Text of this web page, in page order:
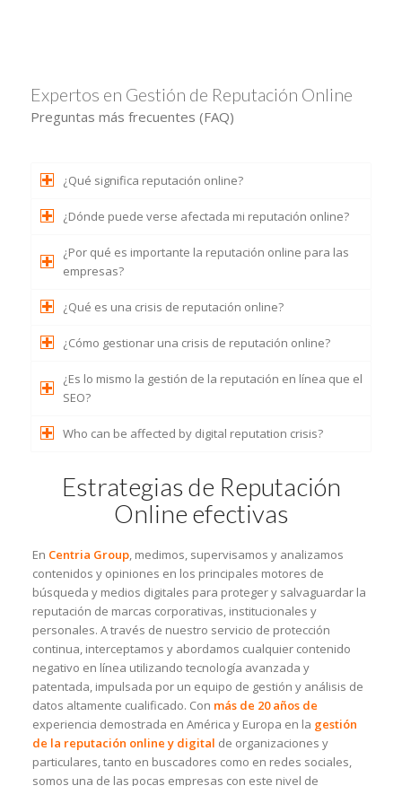
Expertos en Gestión de Reputación Online
Preguntas más frecuentes (FAQ)
¿Qué significa reputación online?
¿Dónde puede verse afectada mi reputación online?
¿Por qué es importante la reputación online para las
empresas?
¿Qué es una crisis de reputación online?
¿Cómo gestionar una crisis de reputación online?
¿Es lo mismo la gestión de la reputación en línea que el
SEO?
Who can be affected by digital reputation crisis?
Estrategias de Reputación
Online efectivas
En Centria Group, medimos, supervisamos y analizamos
contenidos y opiniones en los principales motores de
búsqueda y medios digitales para proteger y salvaguardar la
reputación de marcas corporativas, institucionales y
personales. A través de nuestro servicio de protección
continua, interceptamos y abordamos cualquier contenido
negativo en línea utilizando tecnología avanzada y
patentada, impulsada por un equipo de gestión y análisis de
datos altamente cualificado. Con más de 20 años de
experiencia demostrada en América y Europa en la gestión
de la reputación online y digital de organizaciones y
particulares, tanto en buscadores como en redes sociales,
somos una de las pocas empresas con este nivel de